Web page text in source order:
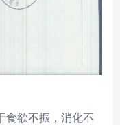
食欲不振，消化不